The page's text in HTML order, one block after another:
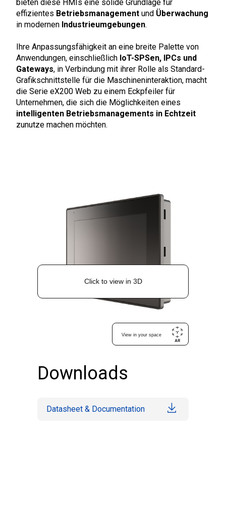
bieten diese HMIs eine solide Grundlage für
effizientes Betriebsmanagement und Überwachung
in modernen Industrieumgebungen.
Ihre Anpassungsfähigkeit an eine breite Palette von
Anwendungen, einschließlich IoT-SPSen, IPCs und
Gateways, in Verbindung mit ihrer Rolle als Standard-
Grafikschnittstelle für die Maschineninteraktion, macht
die Serie eX200 Web zu einem Eckpfeiler für
Unternehmen, die sich die Möglichkeiten eines
intelligenten Betriebsmanagements in Echtzeit
zunutze machen möchten.
Downloads
Datasheet & Documentation